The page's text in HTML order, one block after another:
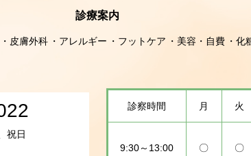
診療案内
皮膚外科 アレルギー フットケア 美容・自費 化
祝日
診察時間 月 火
9:30～13:00 〇 〇